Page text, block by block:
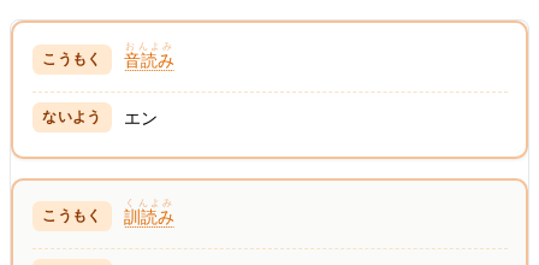
音読み
おんよみ
エン
訓読み
くんよみ